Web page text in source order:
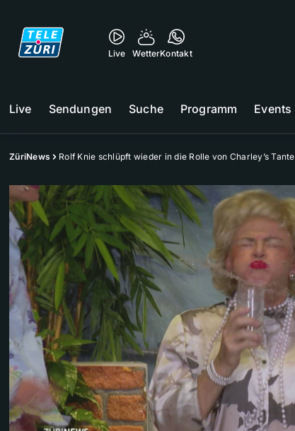
Live WetterKontakt
Live Sendungen Suche Programm Events
ZüriNews Rolf Knie schlüpft wieder in die Rolle von Charley’s Tante